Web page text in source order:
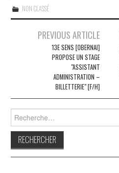
NON CLASSÉ
NavigationPREVIOUS ARTICLE
13E SENS [OBERNAI]
PROPOSE UN STAGE
"ASSISTANT
ADMINISTRATION –
BILLETTERIE" [F/H]